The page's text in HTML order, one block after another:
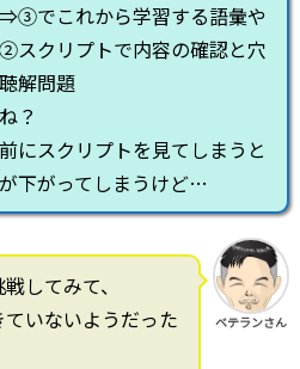
でこれから学習する語彙や
クリプトで内容の確認と穴
解問題
？
にスクリプトを見てしまうと
下がってしまうけど…
してみて、
いないようだった
ベテランさん